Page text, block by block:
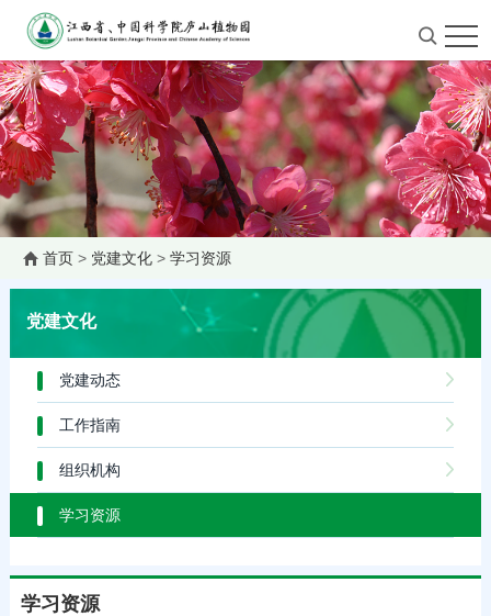
首页> 党建文化> 学习资源
党建文化
党建动态
工作指南
组织机构
学习资源
学习资源